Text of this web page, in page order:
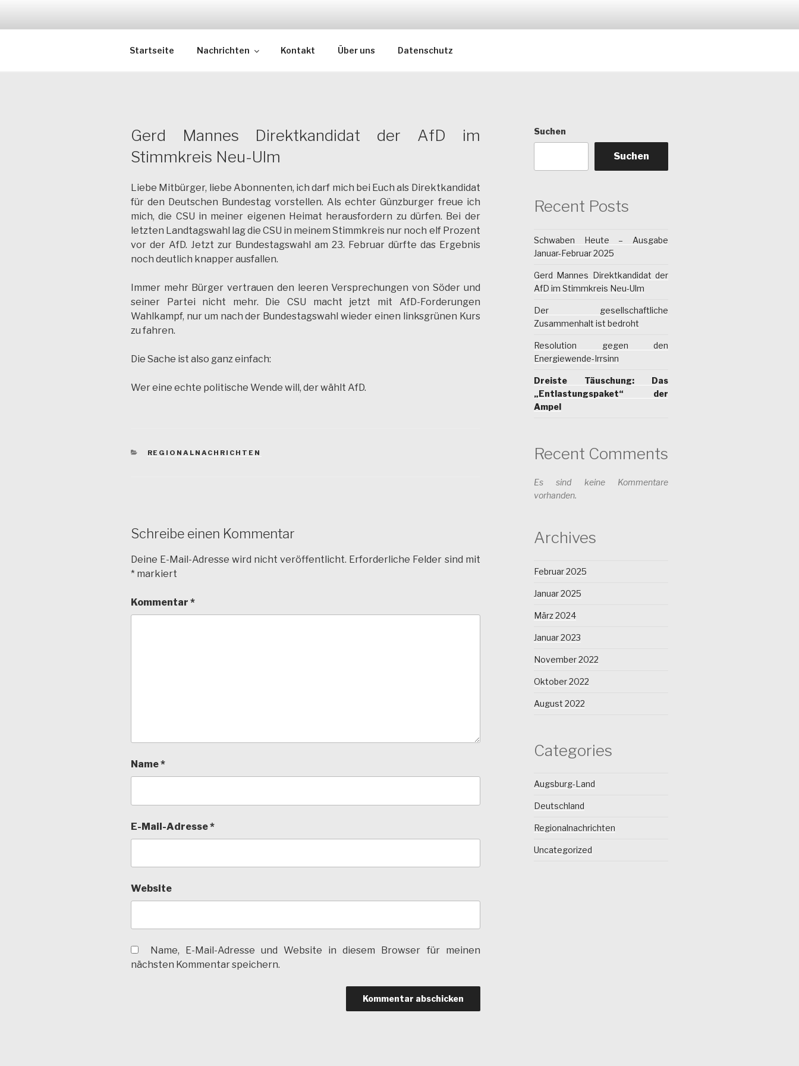
Startseite Nachrichten Kontakt Über uns Datenschutz
Gerd Mannes Direktkandidat der AfD im
Stimmkreis Neu-Ulm
Liebe Mitbürger, liebe Abonnenten, ich darf mich bei Euch als Direktkandidat
für den Deutschen Bundestag vorstellen. Als echter Günzburger freue ich
mich, die CSU in meiner eigenen Heimat herausfordern zu dürfen. Bei der
letzten Landtagswahl lag die CSU in meinem Stimmkreis nur noch elf Prozent
vor der AfD. Jetzt zur Bundestagswahl am 23. Februar dürfte das Ergebnis
noch deutlich knapper ausfallen.
Immer mehr Bürger vertrauen den leeren Versprechungen von Söder und
seiner
Partei nicht mehr. Die CSU macht jetzt mit AfD-Forderungen
Wahlkampf, nur um nach der Bundestagswahl wieder einen linksgrünen Kurs
zu fahren.
Die Sache ist also ganz einfach:
Wer eine echte politische Wende will, der wählt AfD.
KATEGORIEN
REGIONALNACHRICHTEN
Schreibe einen Kommentar
Deine E-Mail-Adresse wird nicht veröffentlicht. Erforderliche Felder sind mit
* markiert
Kommentar *
Name*
E-Mail-Adresse*
Website
Name, E-Mail-Adresse und Website in diesem Browser für meinen
nächsten Kommentar speichern.
Suchen
Suchen
Recent Posts
Schwaben Heute – Ausgabe
Januar-Februar 2025
Gerd Mannes Direktkandidat der
AfD im Stimmkreis Neu-Ulm
Der gesellschaftliche
Zusammenhalt ist bedroht
Resolution gegen den
Energiewende-Irrsinn
Dreiste Täuschung: Das
„Entlastungspaket“ der
Ampel
Recent Comments
Es sind keine Kommentare
vorhanden.
Archives
Februar 2025
Januar 2025
März 2024
Januar 2023
November 2022
Oktober 2022
August 2022
Categories
Augsburg-Land
Deutschland
Regionalnachrichten
Uncategorized